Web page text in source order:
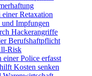
Retaxation
und Impfungen
Hackerangriffe
Berufshaftpflicht
Risk
Police erfasst
Kosten senken